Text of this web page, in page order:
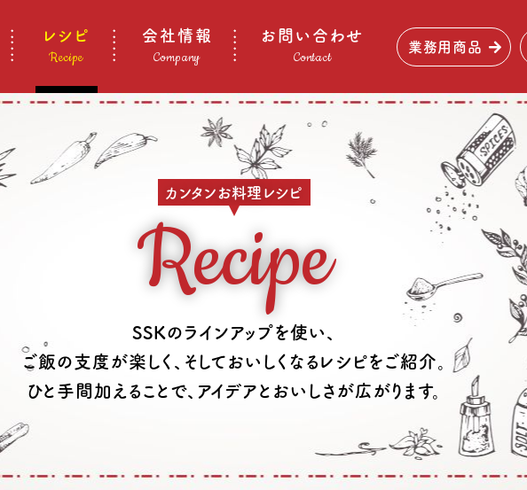
レシピ
Recipe
会社情報
Company
お問い合わせ
Contact
業務用商品
カンタンお料理レシピ
Recipe
SSKのラインアップを使い、
ご飯の支度が楽しく、そしておいしくなるレシピをご紹介。
ひと手間加えることで、アイデアとおいしさが広がります。